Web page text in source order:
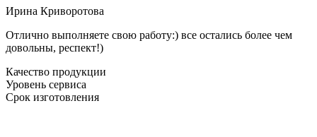
Ирина Криворотова
Отлично выполняете свою работу:) все остались более чем
довольны, респект!)
Качество продукции
Уровень сервиса
Срок изготовления